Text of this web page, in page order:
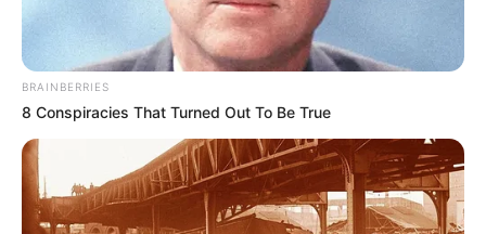
BRAINBERRIES
8 Conspiracies That Turned Out To Be True